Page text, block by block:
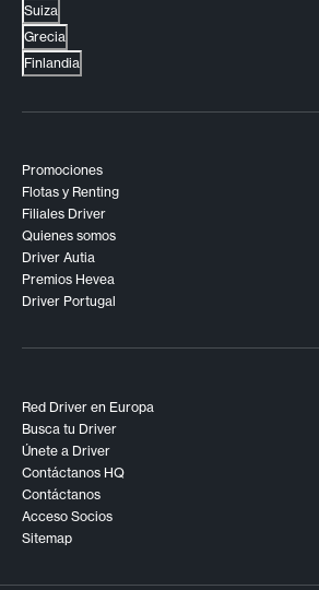
Suiza
Grecia
Finlandia
Promociones
Flotas y Renting
Filiales Driver
Quienes somos
Driver Autia
Premios Hevea
Driver Portugal
Red Driver en Europa
Busca tu Driver
Únete a Driver
Contáctanos HQ
Contáctanos
Acceso Socios
Sitemap